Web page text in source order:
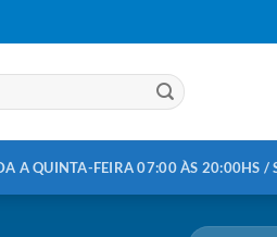
A QUINTA-FEIRA 07:00 ÀS 20:00HS /